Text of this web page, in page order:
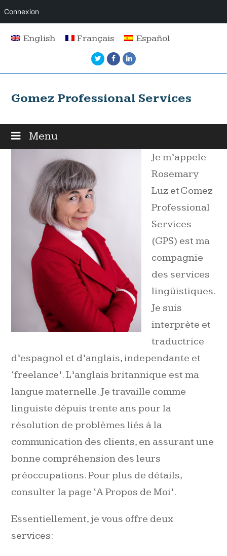
English Français Español
TwitterFacebookLinkedIn
Gomez Professional Services
Menu
Je m’appele
Rosemary
Luz et Gomez
Professional
Services
(GPS) est ma
compagnie
des services
lingüistiques.
Je suis
interprète et
traductrice
d’espagnol et d’anglais, independante et
‘freelance’. L’anglais britannique est ma
langue maternelle. Je travaille comme
linguiste dépuis trente ans pour la
résolution de problèmes liés à la
communication des clients, en assurant une
bonne compréhension des leurs
préoccupations. Pour plus de détails,
consulter la page ‘A Propos de Moi’.
Essentiellement, je vous offre deux
services:
Connexion